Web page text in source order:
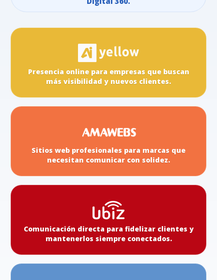
Presencia online para empresas que buscan
más visibilidad y nuevos clientes.
Sitios web profesionales para marcas que
necesitan comunicar con solidez.
Comunicación directa para fidelizar clientes y
mantenerlos siempre conectados.